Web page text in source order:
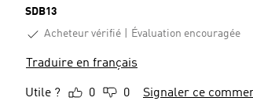
SDB13
Acheteur vérifié
Évaluation encouragée
Traduire en français
Utile ? 0 0 Signaler ce